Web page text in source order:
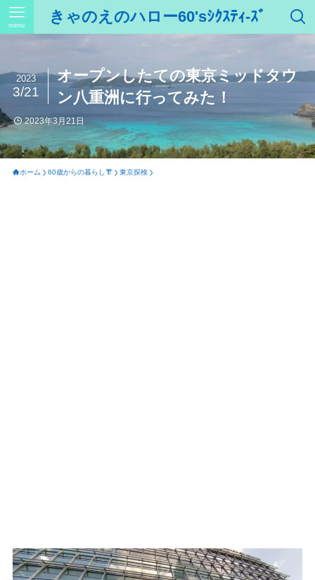
きゃのえのハロー60'sｼｸｽﾃｨ-ｽﾞ
menu
オープンしたての東京ミッドタウ
ン八重洲に行ってみた！
2023
3/21
2023年3月21日
ホーム 60歳からの暮らし👘 東京探検